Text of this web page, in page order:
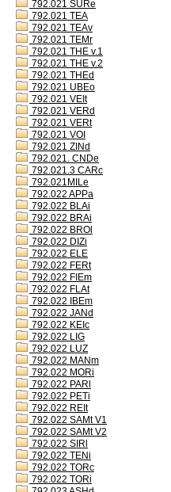
792.021 SURe
792.021 TEA
792.021 TEAv
792.021 TEMr
792.021 THE v.1
792.021 THE v.2
792.021 THEd
792.021 UBEo
792.021 VEIt
792.021 VERd
792.021 VERt
792.021 VOI
792.021 ZINd
792.021. CNDe
792.021.3 CARc
792.021MILe
792.022 APPa
792.022 BLAi
792.022 BRAi
792.022 BROl
792.022 DIZi
792.022 ELE
792.022 FERt
792.022 FIEm
792.022 FLAt
792.022 IBEm
792.022 JANd
792.022 KEIc
792.022 LIG
792.022 LUZ
792.022 MANm
792.022 MORi
792.022 PARl
792.022 PETi
792.022 REIt
792.022 SAMt V1
792.022 SAMt V2
792.022 SIRl
792.022 TENi
792.022 TORc
792.022 TORi